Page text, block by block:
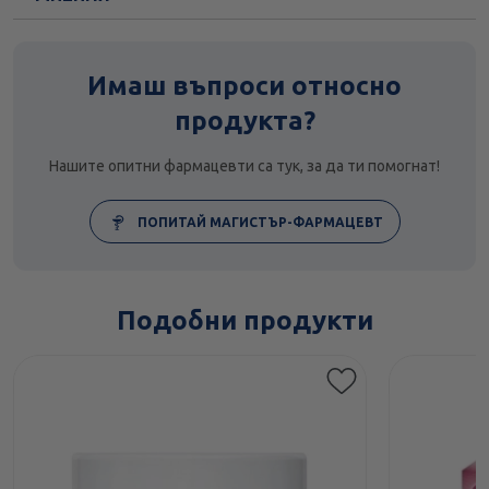
Имаш въпроси относно
продукта?
Нашите опитни фармацевти са тук, за да ти помогнат!
ПОПИТАЙ МАГИСТЪР-ФАРМАЦЕВТ
Подобни продукти